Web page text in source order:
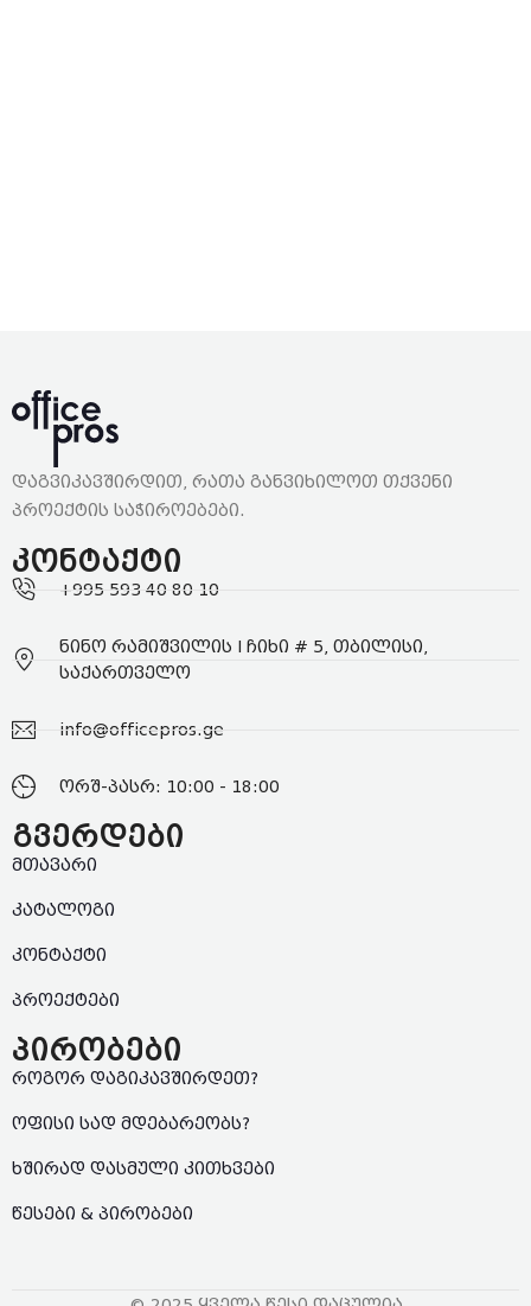
დაგვიკავშირდით, რათა განვიხილოთ თქვენი
პროექტის საჭიროებები.
კონტაქტი
+995 593 40 80 10
ნინო რამიშვილის I ჩიხი # 5, თბილისი,
საქართველო
info@officepros.ge
ორშ-პასრ: 10:00 - 18:00
გვერდები
მთავარი
კატალოგი
კონტაქტი
პროექტები
პირობები
როგორ დაგიკავშირდეთ?
ოფისი სად მდებარეობს?
ხშირად დასმული კითხვები
წესები & პირობები